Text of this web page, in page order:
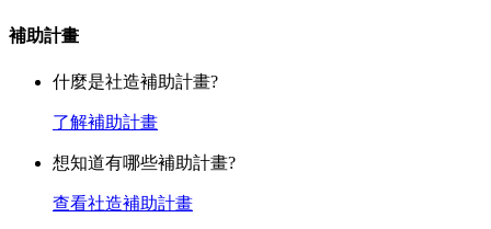
補助計畫
什麼是社造補助計畫?
了解補助計畫
想知道有哪些補助計畫?
查看社造補助計畫